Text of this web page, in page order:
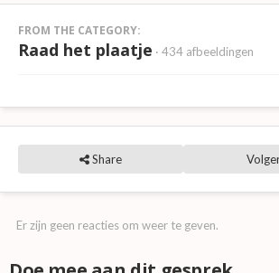
FROM THE CATEGORY:
Raad het plaatje · 434 afbeeldingen
Share
Er zijn geen reacties om weer te geven.